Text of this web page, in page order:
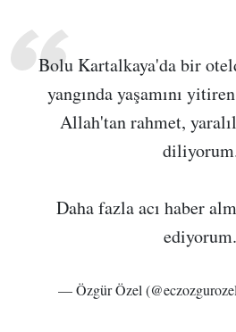
Bolu Kartalkaya'da bir
yangında yaşamını
Allah'tan rahmet,
Daha fazla acı haber
ediyorum.
— Özgür Özel